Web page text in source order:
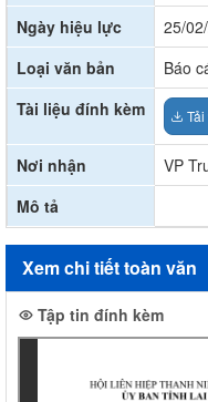
Ngày hiệu lực
25/
Loại văn bản
Báo
Tài liệu đính kèm
Nơi nhận
VP
Mô tả
Xem chi tiết toàn văn
Tập tin đính kèm